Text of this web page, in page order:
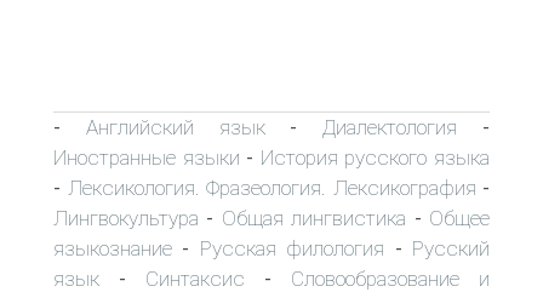
- Английский язык- Диалектология -
Иностранные языки - История русского языка
- Лексикология. Фразеология. Лексикография -
Лингвокультура - Общая лингвистика - Общее
языкознание - Русская филология - Русский
язык - Синтаксис - Словообразование и